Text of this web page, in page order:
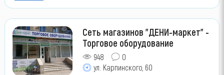
Сеть магазинов "ДЕНИ-маркет" -
Торговое оборудование
948
0
ул. Карпинского, 60